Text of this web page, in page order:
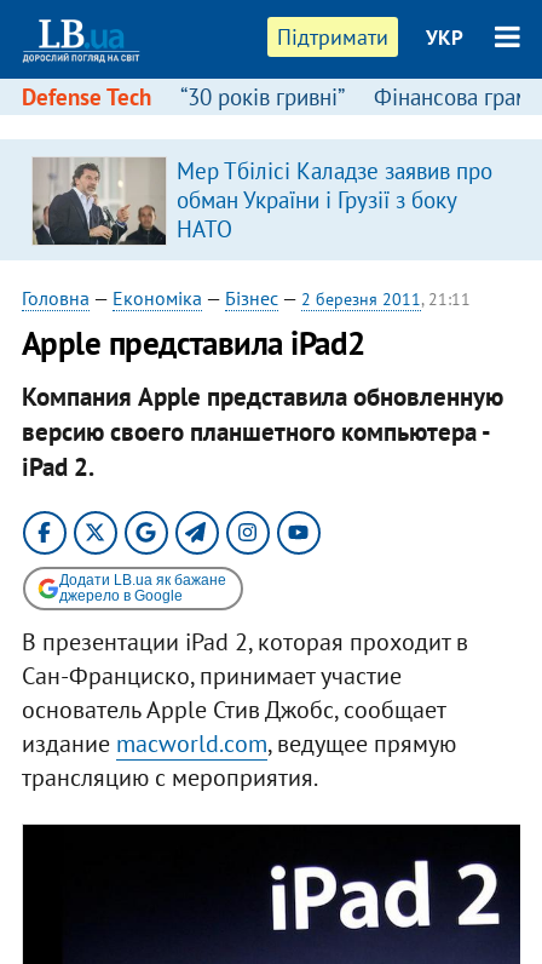
Підтримати УКР
Defense Tech “30 років гривні” Фінансова
Мер Тбілісі Каладзе заявив про
обман України і Грузії з боку
НАТО
Головна — Економіка — Бізнес— 2 березня 2011, 21:11
Apple представила iPad2
Компания Apple представила обновленную
версию своего планшетного компьютера -
iPad 2.
Додати LB.ua як бажане
джерело в Google
В презентации iPad 2, которая проходит в
Сан-Франциско, принимает участие
основатель Apple Стив Джобс, сообщает
издание macworld.com, ведущее прямую
трансляцию с мероприятия.